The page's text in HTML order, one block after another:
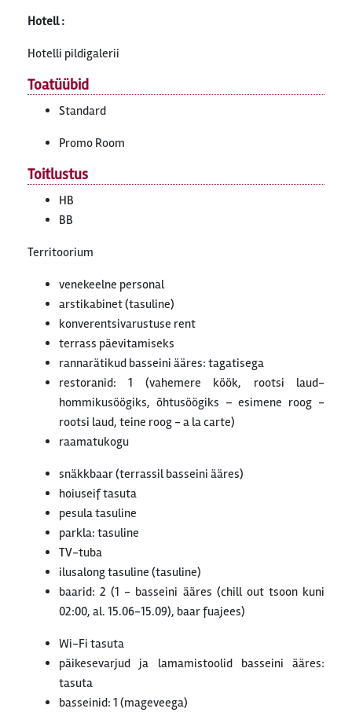
Hotell :
Hotelli pildigalerii
Toatüübid
Standard
Promo Room
Toitlustus
HB
BB
Territoorium
venekeelne personal
arstikabinet (tasuline)
konverentsivarustuse rent
terrass päevitamiseks
rannarätikud basseini ääres: tagatisega
restoranid: 1 (vahemere köök, rootsi laud-
hommikusöögiks, õhtusöögiks – esimene roog -
rootsi laud, teine roog - a la carte)
raamatukogu
snäkkbaar (terrassil basseini ääres)
hoiuseif tasuta
pesula tasuline
parkla: tasuline
TV-tuba
ilusalong tasuline (tasuline)
baarid: 2 (1 - basseini ääres (chill out tsoon kuni
02:00, al. 15.06-15.09), baar fuajees)
Wi-Fi tasuta
päikesevarjud ja lamamistoolid basseini ääres:
tasuta
basseinid: 1 (mageveega)